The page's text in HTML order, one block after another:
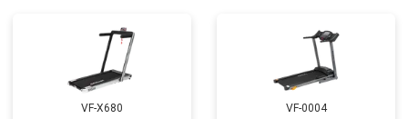
VF-X680 VF-0004